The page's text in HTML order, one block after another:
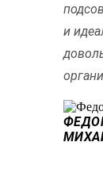
и